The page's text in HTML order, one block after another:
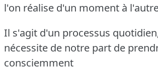
l'on réalise d'un moment à
Il s'agit d'un processus
nécessite de notre part de
consciemment